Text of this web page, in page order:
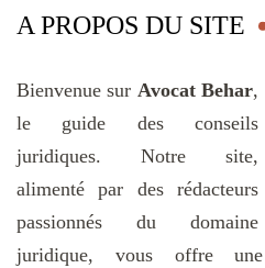
A PROPOS DU SITE
Bienvenue sur Avocat Behar,
le guide des conseils
juridiques. Notre site,
alimenté par des rédacteurs
passionnés du domaine
juridique, vous offre une